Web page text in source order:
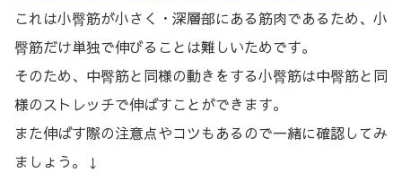
これは小臀筋が小さく・深層部にある筋肉であるため、小
臀筋だけ単独で伸びることは難しいためです。
そのため、中臀筋と同様の動きをする小臀筋は中臀筋と同
様のストレッチで伸ばすことができます。
また伸ばす際の注意点やコツもあるので一緒に確認してみ
ましょう。↓